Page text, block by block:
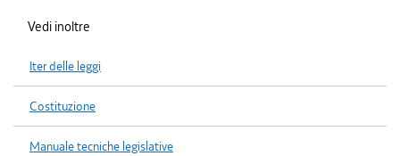
Vedi inoltre
Iter delle leggi
Costituzione
Manuale tecniche legislative